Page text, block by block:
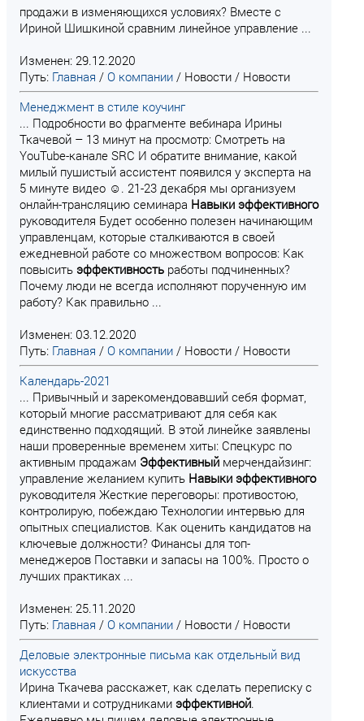
продажи в изменяющихся условиях? Вместе с
Ириной Шишкиной сравним линейное управление ...
Изменен: 29.12.2020
Путь: Главная / О компании / Новости / Новости
Менеджмент в стиле коучинг
... Подробности во фрагменте вебинара Ирины
Ткачевой – 13 минут на просмотр: Смотреть на
YouTube-канале SRC И обратите внимание, какой
милый пушистый ассистент появился у эксперта на
5 минуте видео ☺. 21-23 декабря мы организуем
онлайн-трансляцию семинара Навыки эффективного
руководителя Будет особенно полезен начинающим
управленцам, которые сталкиваются в своей
ежедневной работе со множеством вопросов: Как
повысить эффективность работы подчиненных?
Почему люди не всегда исполняют порученную им
работу? Как правильно ...
Изменен: 03.12.2020
Путь: Главная / О компании / Новости / Новости
Календарь-2021
... Привычный и зарекомендовавший себя формат,
который многие рассматривают для себя как
единственно подходящий. В этой линейке заявлены
наши проверенные временем хиты: Спецкурс по
активным продажам Эффективный мерчендайзинг:
управление желанием купить Навыки эффективного
руководителя Жесткие переговоры: противостою,
контролирую, побеждаю Технологии интервью для
опытных специалистов. Как оценить кандидатов на
ключевые должности? Финансы для топ-
менеджеров Поставки и запасы на 100%. Просто о
лучших практиках ...
Изменен: 25.11.2020
Путь: Главная / О компании / Новости / Новости
Деловые электронные письма как отдельный вид
искусства
Ирина Ткачева расскажет, как сделать переписку с
клиентами и сотрудниками эффективной.